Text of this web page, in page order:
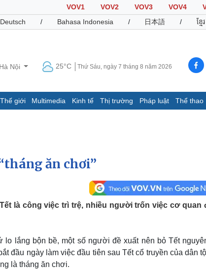
VOV1 VOV2 VOV3 VOV4
Deutsch / Bahasa Indonesia / 日本語 / ខ្មែរ
Hà Nội 25°C Thứ Sáu, ngày 7 tháng 8 năm 2026
Thế giới Multimedia Kinh tế Thị trường Pháp luật Thể thao
Dấu ấn VOV
Quân sự - Quốc phòng
Phân tích
Thể thao
Thế giới thể thao
eSports
Hậu trường
Ô
ăn chơi”
là công việc trì trệ, nhiều người trốn việc cơ quan
lo lắng bộn bề, một số người đề xuất nên bỏ Tết
đầu ngày làm việc đầu tiên sau Tết cổ truyền của dân
là tháng ăn chơi.